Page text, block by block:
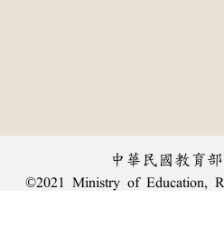
中華民國教育
©2021 Ministry of Education,